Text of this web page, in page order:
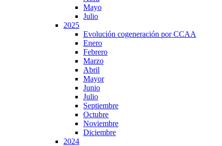
Mayo
Julio
2025
Evolución cogeneración por CCAA
Enero
Febrero
Marzo
Abril
Mayor
Junio
Julio
Septiembre
Octubre
Noviembre
Diciembre
2024